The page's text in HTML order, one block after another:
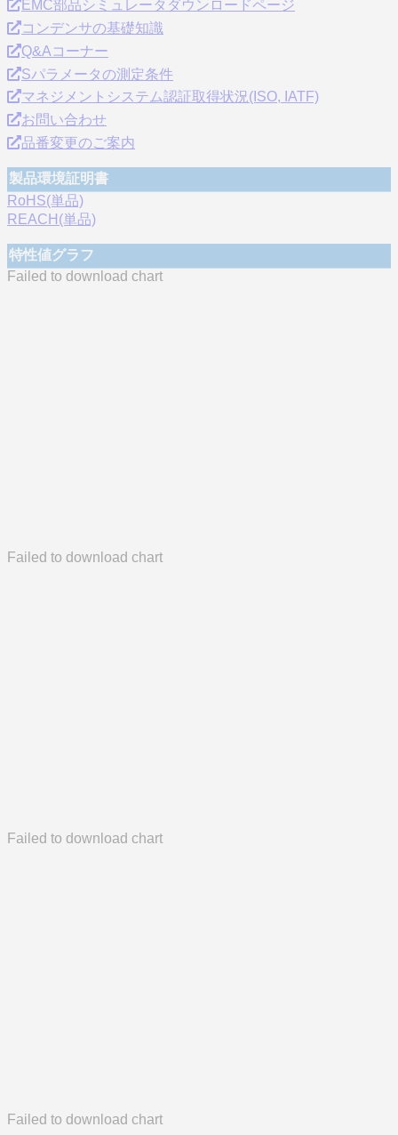
EMC部品シミュレータダウンロードページ
コンデンサの基礎知識
Q&Aコーナー
Sパラメータの測定条件
マネジメントシステム認証取得状況(ISO, IATF)
お問い合わせ
品番変更のご案内
製品環境証明書
RoHS(単品)
REACH(単品)
特性値グラフ
Failed to download chart
Failed to download chart
Failed to download chart
Failed to download chart